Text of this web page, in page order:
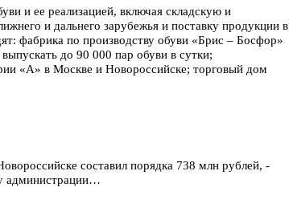
и ее реализацией, включая складскую и
и дальнего зарубежья и поставку продукции в
фабрика по производству обуви «Брис – Босфор»
до 90 000 пар обуви в сутки;
«А» в Москве и Новороссийске; торговый дом
составил порядка 738 млн рублей, -
администрации…